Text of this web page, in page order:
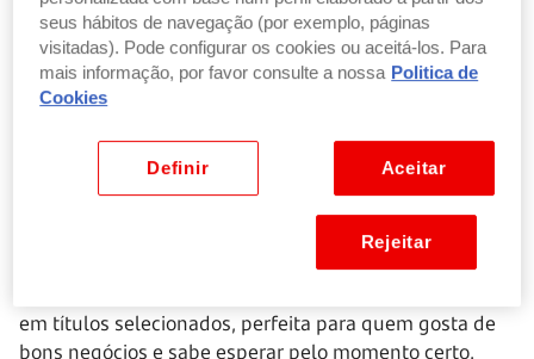
Sessões de autógrafos
Conversas com autores
Lançamentos de livros
Debates e colóquios
Atividades para crianças
Concertos e momentos culturais
, aquele período específico em
em títulos selecionados, perfeita para quem gosta de
bons negócios e sabe esperar pelo momento certo.
seus hábitos de navegação (por exemplo, páginas
visitadas). Pode configurar os cookies ou aceitá-los. Para
mais informação, por favor consulte a nossa Politica de
Cookies
Aceitar
Definir
Rejeitar